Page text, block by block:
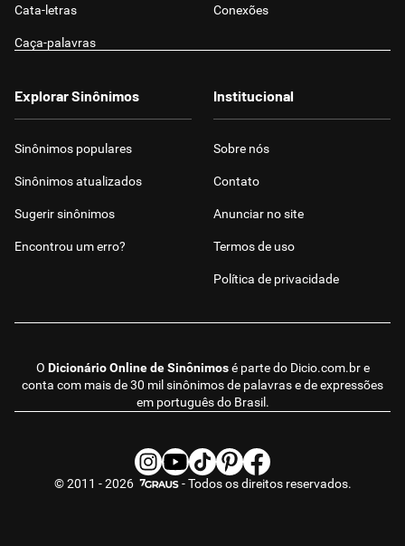
Cata-letras Conexões
Caça-palavras
O Dicionário Online de Sinônimosé parte do Dicio.com.bre
conta com mais de 30 mil sinônimos de palavras e de expressões
em português do Brasil.
Explorar Sinônimos
Sinônimos populares
Sinônimos atualizados
Sugerir sinônimos
Encontrou um erro?
Institucional
Sobre nós
Contato
Anunciar no site
Termos de uso
Política de privacidade
© 2011 - 2026 - Todos os direitos reservados.